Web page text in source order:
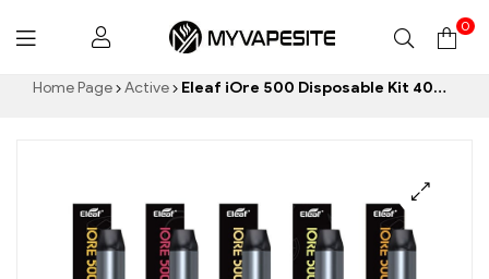
Myvapesite.de
0
Home Page Active Eleaf iOre 500 Disposable Kit 400mAh E-Zigaretten Großhandel丨Custom